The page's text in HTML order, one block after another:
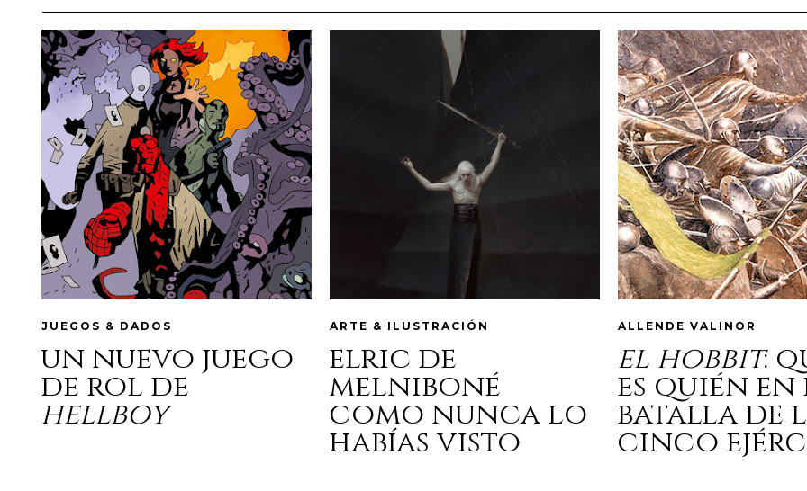
JUEGOS & DADOS
un nuevo juego
de rol de
hellboy
ARTE & ILUSTRACIÓN
elric de
melniboné
como nunca lo
habías visto
ALLENDE VALINOR
el hobbit:
es quién
batalla de
cinco